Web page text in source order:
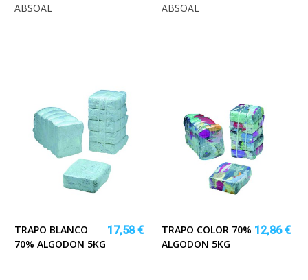
ABSOAL ABSOAL
TRAPO BLANCO
70% ALGODON 5KG
17,58 €
TRAPO COLOR 70%
ALGODON 5KG
12,86 €